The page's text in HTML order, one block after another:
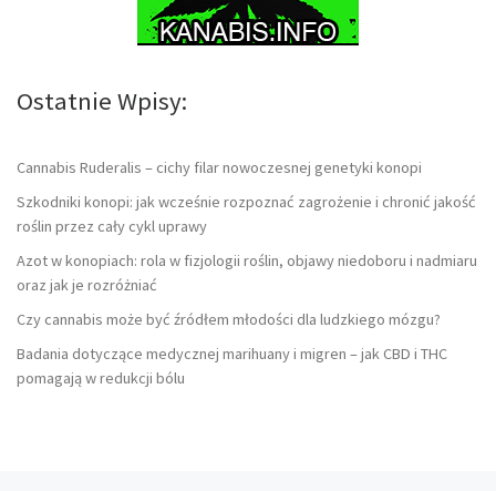
Ostatnie Wpisy:
Cannabis Ruderalis – cichy filar nowoczesnej genetyki konopi
Szkodniki konopi: jak wcześnie rozpoznać zagrożenie i chronić jakość
roślin przez cały cykl uprawy
Azot w konopiach: rola w fizjologii roślin, objawy niedoboru i nadmiaru
oraz jak je rozróżniać
Czy cannabis może być źródłem młodości dla ludzkiego mózgu?
Badania dotyczące medycznej marihuany i migren – jak CBD i THC
pomagają w redukcji bólu